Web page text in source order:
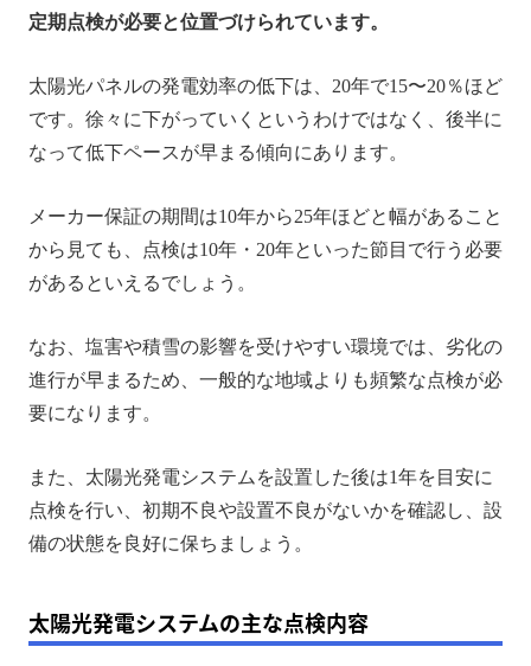
定期点検が必要と位置づけられています。
太陽光パネルの発電効率の低下は、20年で15〜20％ほど
です。徐々に下がっていくというわけではなく、後半に
なって低下ペースが早まる傾向にあります。
メーカー保証の期間は10年から25年ほどと幅があること
から見ても、点検は10年・20年といった節目で行う必要
があるといえるでしょう。
なお、塩害や積雪の影響を受けやすい環境では、劣化の
進行が早まるため、一般的な地域よりも頻繁な点検が必
要になります。
また、太陽光発電システムを設置した後は1年を目安に
点検を行い、初期不良や設置不良がないかを確認し、設
備の状態を良好に保ちましょう。
太陽光発電システムの主な点検内容